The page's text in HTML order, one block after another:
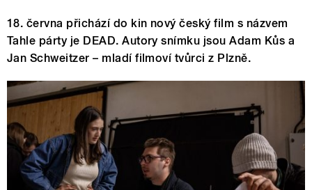
18. června přichází do kin nový český film s názvem
Tahle párty je DEAD. Autory snímku jsou Adam Kůs a
Jan Schweitzer – mladí filmoví tvůrci z Plzně.